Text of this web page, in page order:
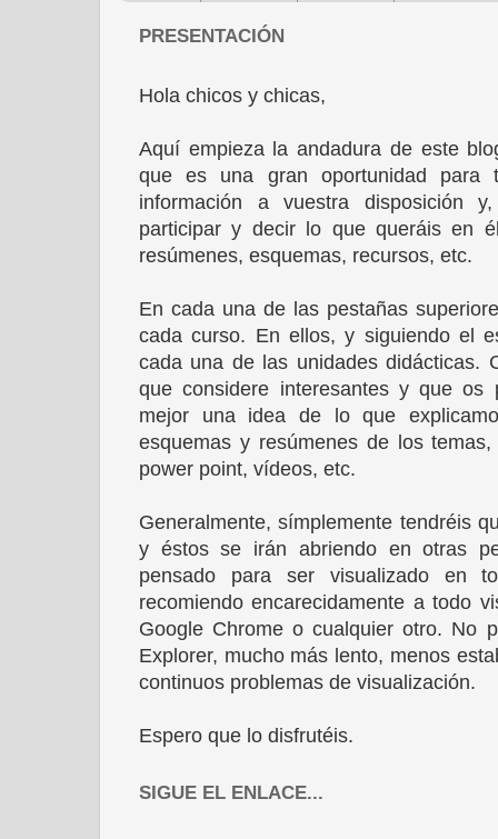
PRESENTACIÓN
Hola chicos y chicas,
Aquí empieza la andadura de este
que es una gran oportunidad para
información a vuestra disposición
participar y decir lo que queráis en
resúmenes, esquemas, recursos, etc.
En cada una de las pestañas
cada curso. En ellos, y siguiendo el
cada una de las unidades didácticas.
que considere interesantes y que os
mejor una idea de lo que
esquemas y resúmenes de los
power point, vídeos, etc.
Generalmente, símplemente tendréis
y éstos se irán abriendo en otras
pensado para ser visualizado en
recomiendo encarecidamente a todo
Google Chrome o cualquier otro. No
Explorer, mucho más lento, menos
continuos problemas de visualización.
Espero que lo disfrutéis.
SIGUE EL ENLACE...